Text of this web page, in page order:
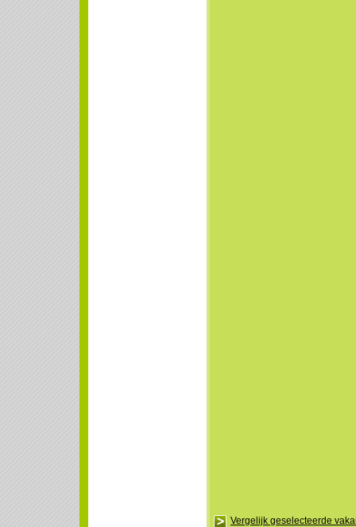
Vergelijk geselecteerde